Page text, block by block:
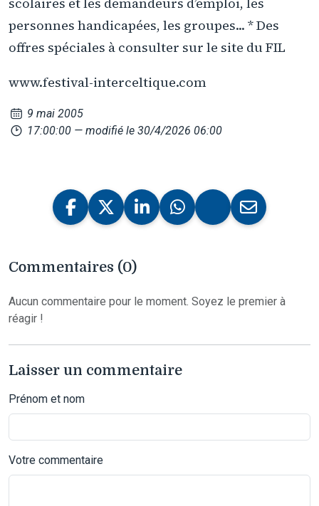
personnes handicapées, les groupes... * Des
offres spéciales à consulter sur le site du FIL
www.festival-interceltique.com
9 mai 2005
17:00:00 — modifié le 30/4/2026 06:00
Commentaires (0)
Aucun commentaire pour le moment. Soyez le premier à
réagir !
Laisser un commentaire
Prénom et nom
Votre commentaire